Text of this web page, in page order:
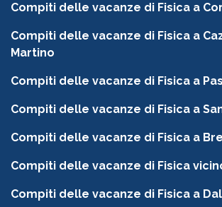
Compiti delle vacanze di Fisica a
Compiti delle vacanze di Fisica a
Martino
Compiti delle vacanze di Fisica a
Compiti delle vacanze di Fisica a
Compiti delle vacanze di Fisica a
Compiti delle vacanze di Fisica
Compiti delle vacanze di Fisica a